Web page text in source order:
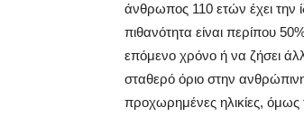
άνθρωπος 110 ετών έχει την
πιθανότητα είναι περίπου
επόμενο χρόνο ή να ζήσει
σταθερό όριο στην
προχωρημένες ηλικίες, όμως